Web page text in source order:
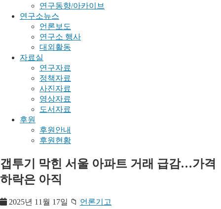
연구동향/아카이브
연구소뉴스
언론보도
연구소 행사
대외활동
자료실
연구자료
정책자료
사진자료
영상자료
도서자료
후원
후원안내
후원현황
갭투기 막힌 서울 아파트 거래 급감…가격
하락은 아직
2025년 11월 17일 📁 언론기고